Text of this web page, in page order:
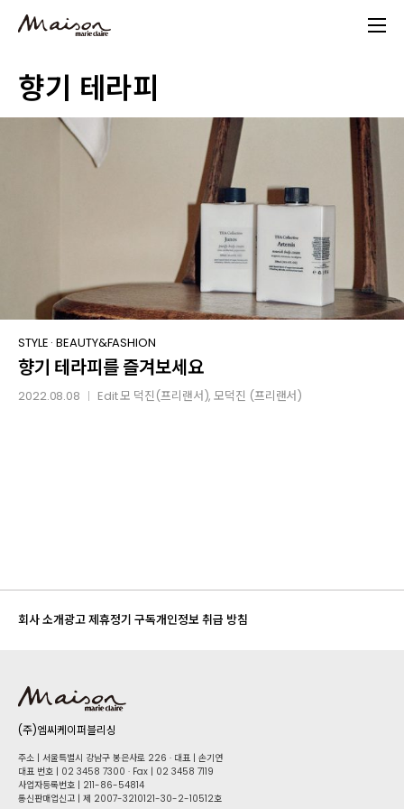
content
향기 테라피
향기
테라피를
즐겨보세요
STYLE ·BEAUTY&FASHION
향기 테라피를 즐겨보세요
2022.08.08 Edit모 덕진(프리랜서), 모덕진 (프리랜서)
회사 소개광고 제휴정기 구독개인정보 취급 방침
(주)엠씨케이퍼블리싱
주소 | 서울특별시 강남구 봉은사로 226 · 대표 | 손기연
대표 번호 | 02 34​58 7300 · Fax | 02 34​58 7119
사업자등록번호 | 211-86-5​4814
통신판매업신고 | 제 2007-3210121-30-2-10512호